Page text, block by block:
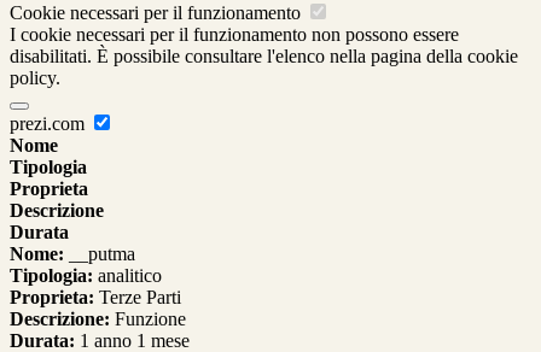
Cookie necessari per il funzionamento
I cookie necessari per il funzionamento non possono essere
disabilitati. È possibile consultare l'elenco nella pagina della cookie
policy.
prezi.com
Nome
Tipologia
Proprieta
Descrizione
Durata
Nome: __putma
Tipologia: analitico
Proprieta: Terze Parti
Descrizione: Funzione
Durata: 1 anno 1 mese